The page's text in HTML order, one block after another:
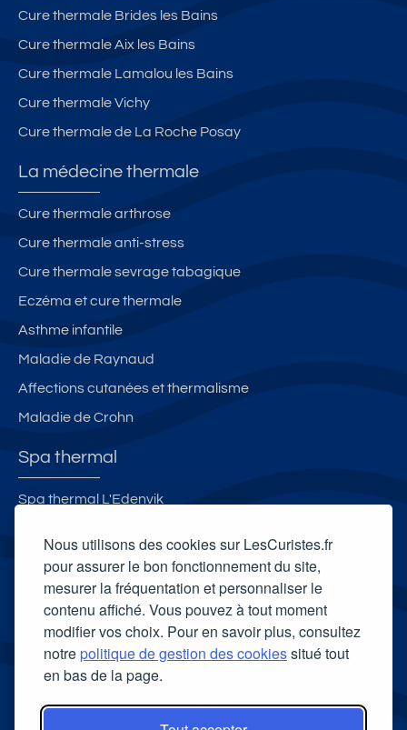
Nous utilisons des cookies sur LesCuristes.fr
pour assurer le bon fonctionnement du site,
mesurer la fréquentation et personnaliser le
contenu affiché. Vous pouvez à tout moment
modifier vos choix. Pour en savoir plus, consultez
notrepolitique de gestion des cookiessitué tout
en bas de la page.
Cure thermale Brides les Bains
Cure thermale Aix les Bains
Cure thermale Lamalou les Bains
Cure thermale Vichy
Cure thermale de La Roche Posay
La médecine thermale
Cure thermale arthrose
Cure thermale anti-stress
Cure thermale sevrage tabagique
Eczéma et cure thermale
Asthme infantile
Maladie de Raynaud
Affections cutanées et thermalisme
Maladie de Crohn
Spa thermal
Spa thermal L'Edenvik
Spa thermal et Espace esthétique des Thermes de Dax
Carte cadeau spa Vichy
Carte cadeau spa Bagnoles-de-l'Orne
Carte cadeau spa Saubusse
Carte cadeau spa Châtel-Guyon